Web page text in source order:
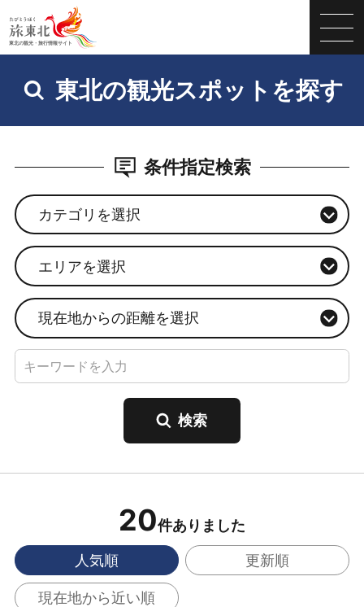
東北の観光スポットを探す
条件指定検索
カテゴリを選択
エリアを選択
現在地からの距離を選択
20件ありました
人気順 更新順
現在地から近い順